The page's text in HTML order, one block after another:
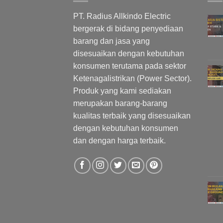
PT. Radius Allkindo Electric
bergerak di bidang penyediaan
barang dan jasa yang
disesuaikan dengan kebutuhan
konsumen terutama pada sektor
Ketenagalistrikan (Power Sector).
Produk yang kami sediakan
merupakan barang-barang
kualitas terbaik yang disesuaikan
dengan kebutuhan konsumen
dan dengan harga terbaik.